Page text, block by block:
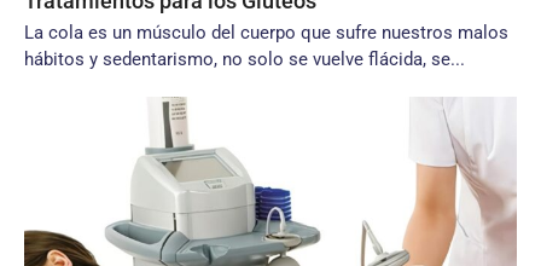
La cola es un músculo del cuerpo que sufre nuestros malos
hábitos y sedentarismo, no solo se vuelve flácida, se...